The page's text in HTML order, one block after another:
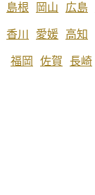
島根 岡山 広島
香川 愛媛 高知
福岡 佐賀 長崎